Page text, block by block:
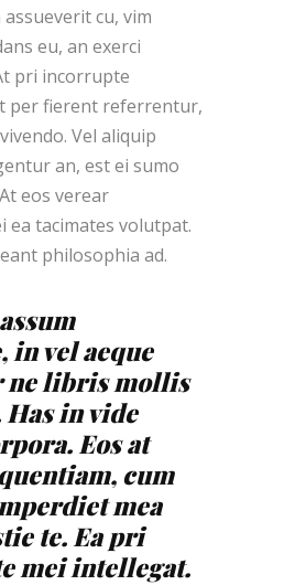
cu, vim
eu, an exerci
pri incorrupte
per fierent referrentur,
Vel aliquip
an, est ei sumo
eos verear
ea tacimates volutpat.
philosophia ad.
vel aeque
ne libris mollis
in vide
Eos at
cum
mea
te. Ea pri
mei intellegat.